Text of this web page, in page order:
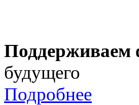
Поддерживаем
будущего
Подробнее